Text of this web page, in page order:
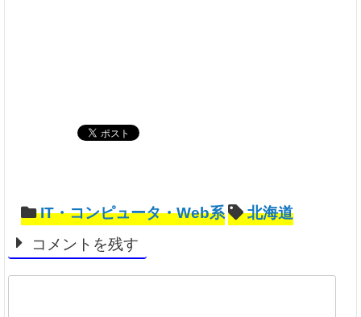
IT・コンピュータ・Web系
北海道
コメントを残す